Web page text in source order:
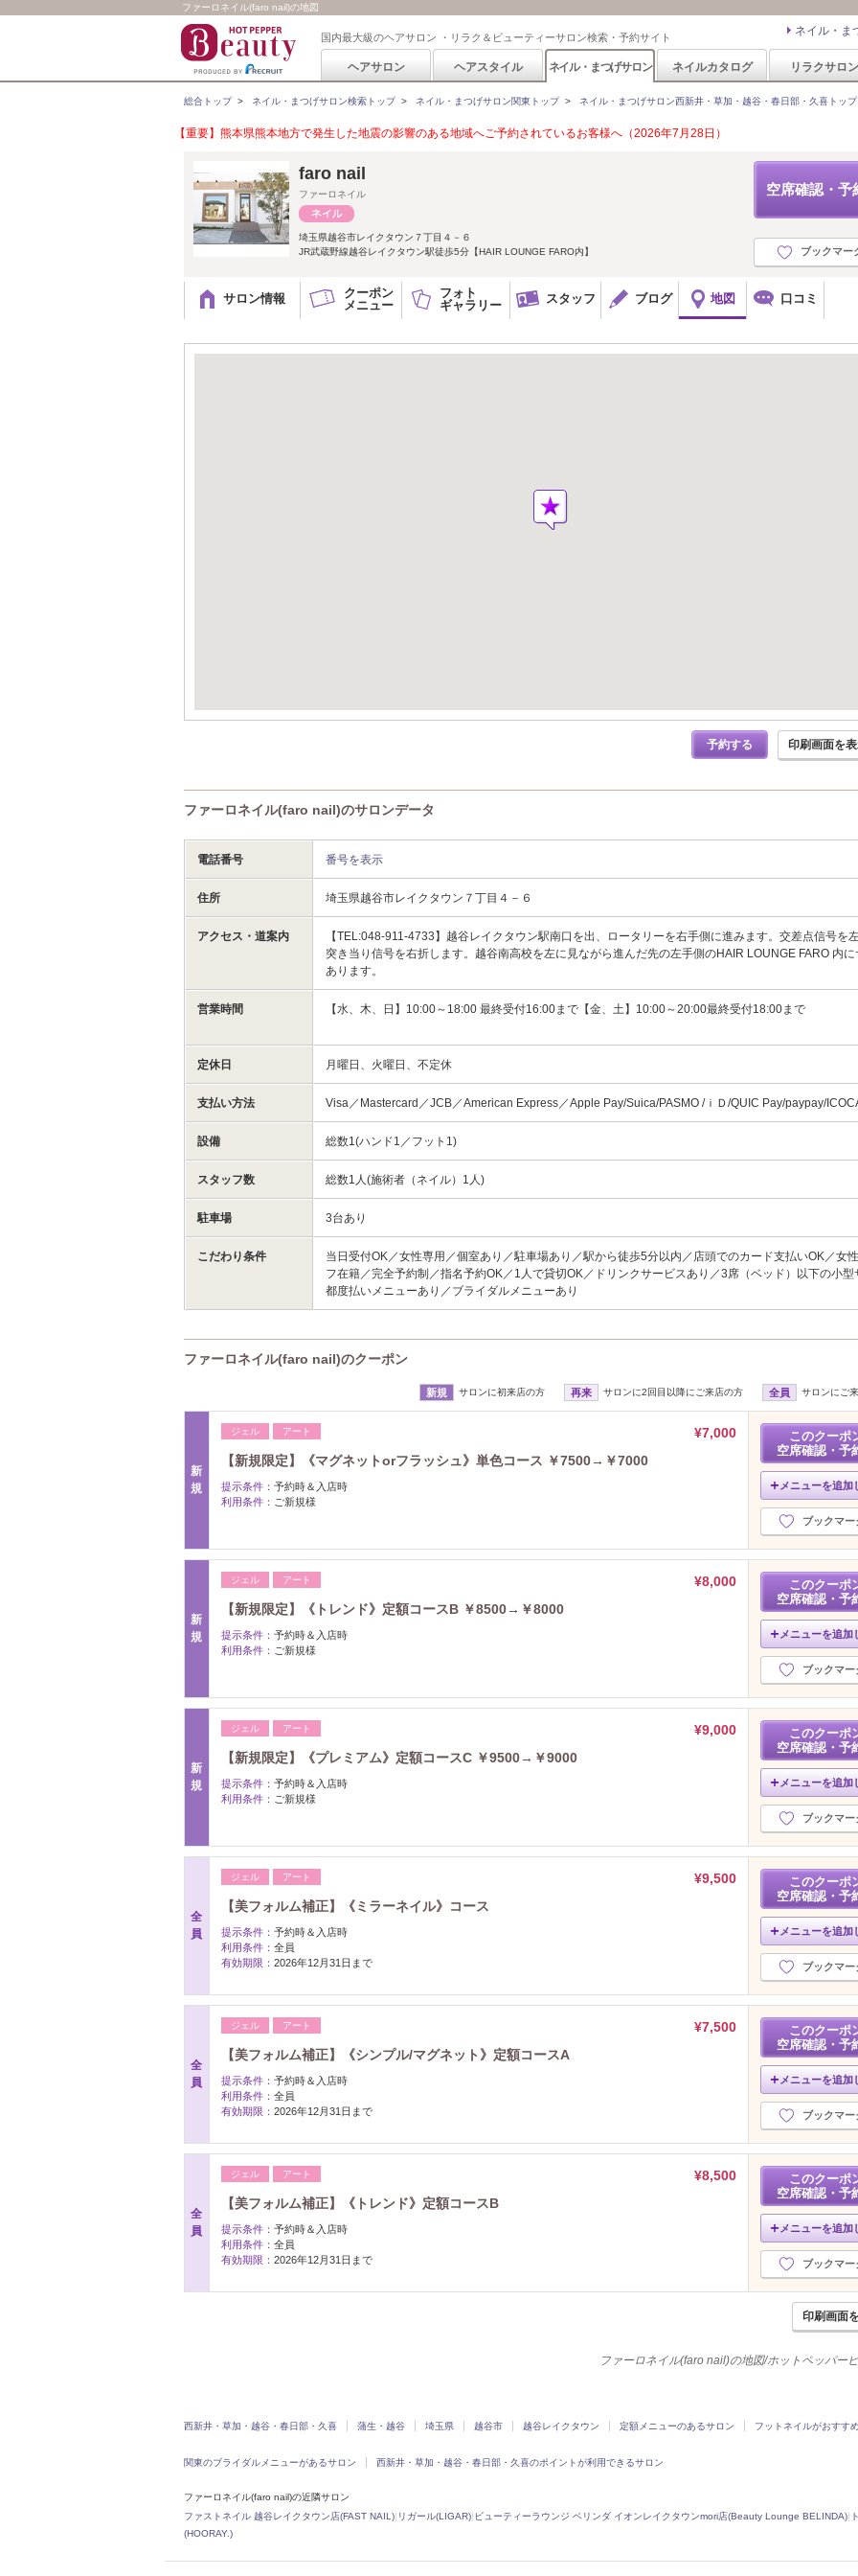
ファーロネイル(faro nail)の地図
国内最大級のヘアサロン ・リラク＆ビューティーサロン検索・予約サイト ネイル・ま
ヘアサロン ヘアスタイル ネイル・まつげサロン ネイルカタログ リラクサロン
総合トップ> ネイル・まつげサロン検索トップ> ネイル・まつげサロン関東トップ> ネイル・まつげサロン西新井・草加・越谷・春日部・久喜トップ
【重要】熊本県熊本地方で発生した地震の影響のある地域へご予約されているお客様へ（2026年7月28日）
空席確認・予
ブックマー
faro nail
ファーロネイル
埼玉県越谷市レイクタウン７丁目４－６
JR武蔵野線越谷レイクタウン駅徒歩5分【HAIR LOUNGE FARO内】
サロン情報
クーポン
メニュー
フォト
ギャラリー
スタッフ ブログ 地図 口コミ
予約する 印刷画面を
ファーロネイル(faro nail)のサロンデータ
電話番号 番号を表示
住所 埼玉県越谷市レイクタウン７丁目４－６
アクセス・道案内
【TEL:048-911-4733】越谷レイクタウン駅南口を出、ロータリーを右手側に進みます。交差点信号を左
突き当り信号を右折します。越谷南高校を左に見ながら進んだ先の左手側のHAIR LOUNGE FARO 内
あります。
営業時間 【水、木、日】10:00～18:00 最終受付16:00まで【金、土】10:00～20:00最終受付18:00まで
定休日 月曜日、火曜日、不定休
支払い方法 Visa／Mastercard／JCB／American Express／Apple Pay/Suica/PASMO /ｉＤ/QUIC Pay/paypay/
設備 総数1(ハンド1／フット1)
スタッフ数 総数1人(施術者（ネイル）1人)
駐車場 3台あり
こだわり条件
当日受付OK／女性専用／個室あり／駐車場あり／駅から徒歩5分以内／店頭でのカード支払いOK／女
フ在籍／完全予約制／指名予約OK／1人で貸切OK／ドリンクサービスあり／3席（ベッド）以下の小型
都度払いメニューあり／ブライダルメニューあり
ファーロネイル(faro nail)のクーポン
新規 サロンに初来店の方 再来 サロンに2回目以降にご来店の方 全員 サロンにご
新
規
ジェル アート
¥7,000
【新規限定】《マグネットorフラッシュ》単色コース ￥7500→￥7000
提示条件： 予約時＆入店時
利用条件： ご新規様
このクーポ
空席確認・予
メニューを追加
ブックマー
新
規
ジェル アート
¥8,000
【新規限定】《トレンド》定額コースB ￥8500→￥8000
提示条件： 予約時＆入店時
利用条件： ご新規様
このクーポ
空席確認・予
メニューを追加
ブックマー
新
規
ジェル アート
¥9,000
【新規限定】《プレミアム》定額コースC ￥9500→￥9000
提示条件： 予約時＆入店時
利用条件： ご新規様
このクーポ
空席確認・予
メニューを追加
ブックマー
全
員
ジェル アート
¥9,500
【美フォルム補正】《ミラーネイル》コース
提示条件： 予約時＆入店時
利用条件： 全員
有効期限： 2026年12月31日まで
このクーポ
空席確認・予
メニューを追加
ブックマー
全
員
ジェル アート
¥7,500
【美フォルム補正】《シンプル/マグネット》定額コースA
提示条件： 予約時＆入店時
利用条件： 全員
有効期限： 2026年12月31日まで
このクーポ
空席確認・予
メニューを追加
ブックマー
全
員
ジェル アート
¥8,500
【美フォルム補正】《トレンド》定額コースB
提示条件： 予約時＆入店時
利用条件： 全員
有効期限： 2026年12月31日まで
このクーポ
空席確認・予
メニューを追加
ブックマー
印刷画面
ファーロネイル(faro nail)の地図/ホットペッパー
西新井・草加・越谷・春日部・久喜 蒲生・越谷 埼玉県 越谷市 越谷レイクタウン 定額メニューのあるサロン フットネイルがおすす
関東のブライダルメニューがあるサロン 西新井・草加・越谷・春日部・久喜のポイントが利用できるサロン
ファーロネイル(faro nail)の近隣サロン
ファストネイル 越谷レイクタウン店(FAST NAIL)| リガール(LIGAR)| ビューティーラウンジ ベリンダ イオンレイクタウンmori店(Beauty Lounge BELINDA)|
(HOORAY.)